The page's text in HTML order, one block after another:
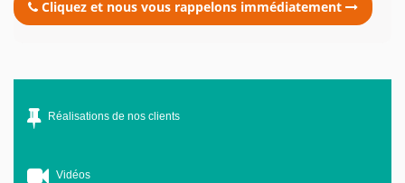
Cliquez et nous vous rappelons immédiatement
Réalisations de nos clients
Vidéos